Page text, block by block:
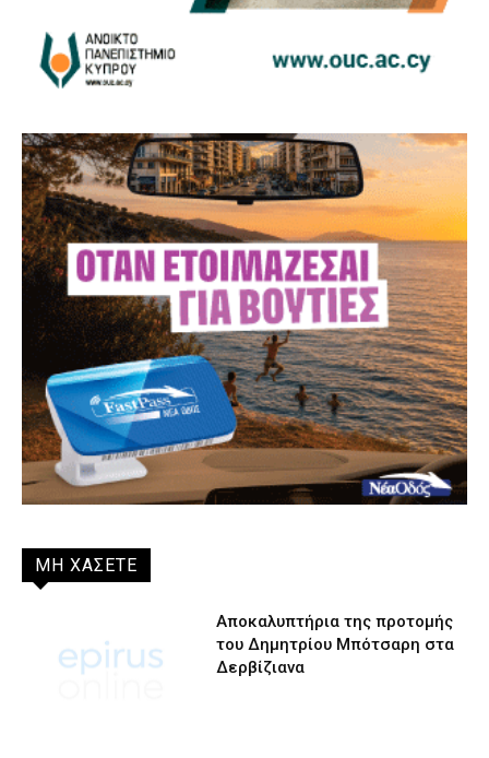
ΜΗ ΧΑΣΕΤΕ
Αποκαλυπτήρια της προτομής
του Δημητρίου Μπότσαρη στα
Δερβίζιανα